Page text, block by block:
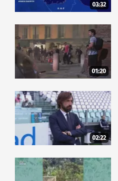
03:32
01:20
02:22